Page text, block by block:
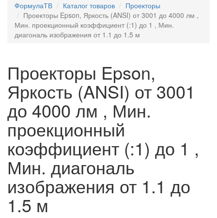
ФормулаТВ Каталог товаров
Проекторы
Проекторы Epson, Яркость (ANSI) от 3001 до 4000 лм ,
Мин. проекционный коэффициент (:1) до 1 , Мин.
диагональ изображения от 1.1 до 1.5 м
Проекторы Epson,
Яркость (ANSI) от 3001
до 4000 лм , Мин.
проекционный
коэффициент (:1) до 1 ,
Мин. диагональ
изображения от 1.1 до
1.5 м